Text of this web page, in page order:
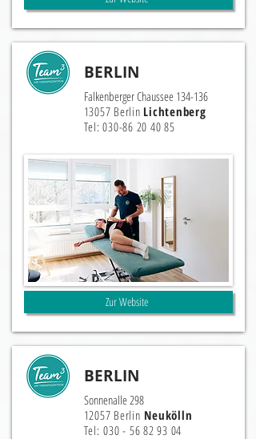
BERLIN
Falkenberger Chaussee 134-136
13057 Berlin Lichtenberg
Tel:030-86 20 40 85
Zur Website
BERLIN
Sonnenalle 298
12057 Berlin Neukölln
Tel:030 - 56 82 93 04